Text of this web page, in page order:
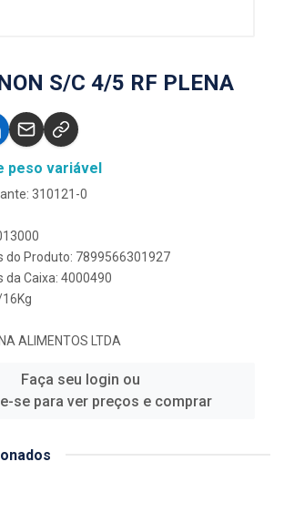
S/C 4/5 RF PLENA
peso variável
310121-0
do Produto: 7899566301927
da Caixa: 4000490
ALIMENTOS LTDA
Faça seu login ou
se para ver preços e comprar